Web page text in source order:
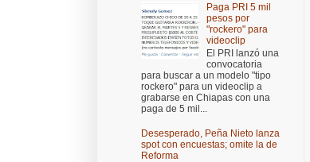
Paga PRI 5 mil
pesos por
"rockero" para
videoclip
El PRI lanzó una
convocatoria
para buscar a un modelo "tipo
rockero" para un videoclip a
grabarse en Chiapas con una
paga de 5 mil...
Desesperado, Peña Nieto lanza
spot con encuestas; omite la de
Reforma